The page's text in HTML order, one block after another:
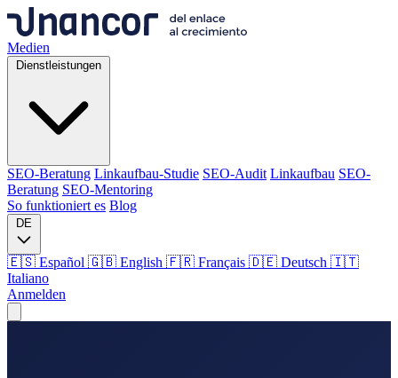
Medien
Dienstleistungen
SEO-Beratung Linkaufbau-Studie SEO-Audit Linkaufbau SEO-
Beratung SEO-Mentoring
So funktioniert es Blog
DE
🇪🇸 Español 🇬🇧 English 🇫🇷 Français 🇩🇪 Deutsch 🇮🇹
Italiano
Anmelden